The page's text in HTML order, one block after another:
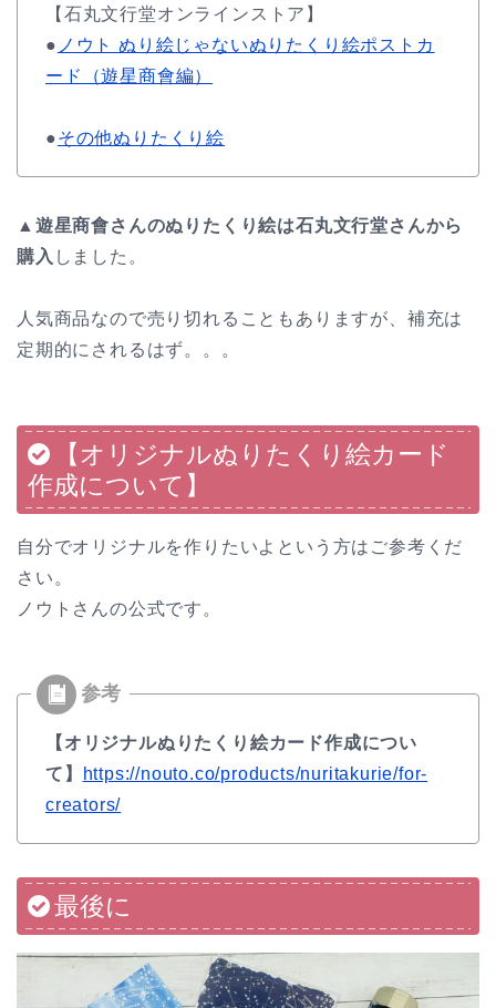
【石丸文行堂オンラインストア】
● ノウト ぬり絵じゃないぬりたくり絵ポストカ
ード（遊星商會編）
●その他ぬりたくり絵
▲ 遊星商會さんのぬりたくり絵は石丸文行堂さんから
購入 しました。
人気商品なので売り切れることもありますが、補充は
定期的にされるはず。。。
【オリジナルぬりたくり絵カード
作成について】
自分でオリジナルを作りたいよという方はご参考くだ
さい。
ノウトさんの公式です。
【オリジナルぬりたくり絵カード作成につい
て】
https://nouto.co/products/nuritakurie/for-
creators/
最後に